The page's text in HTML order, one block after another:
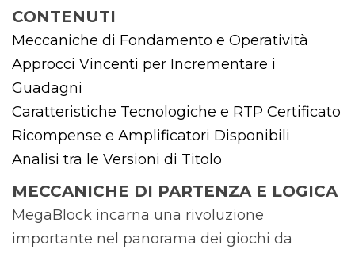
CONTENUTI
Meccaniche di Fondamento e Operatività
Approcci Vincenti per Incrementare i
Guadagni
Caratteristiche Tecnologiche e RTP Certificato
Ricompense e Amplificatori Disponibili
Analisi tra le Versioni di Titolo
MECCANICHE DI PARTENZA E LOGICA
MegaBlock incarna una rivoluzione
importante nel panorama dei giochi da